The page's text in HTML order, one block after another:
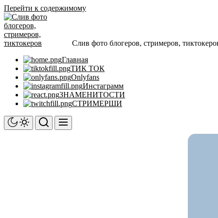
Перейти к содержимому
Слив фото блогеров, стримеров,
Главная
ТИК ТОК
Onlyfans
Инстаграмм
ЗНАМЕНИТОСТИ
СТРИМЕРШИ